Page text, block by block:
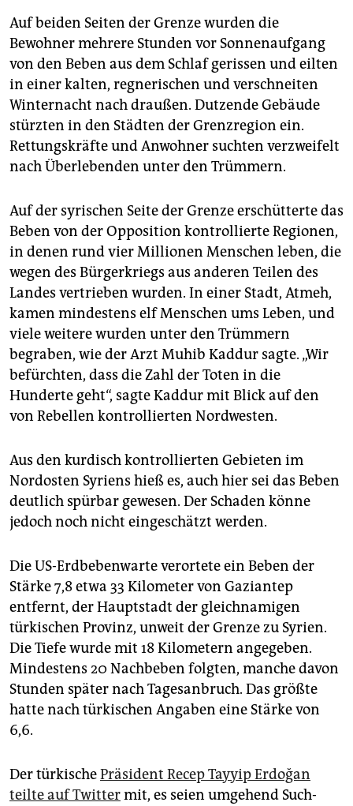
Auf beiden Seiten der Grenze wurden die
Bewohner mehrere Stunden vor Sonnenaufgang
von den Beben aus dem Schlaf gerissen und eilten
in einer kalten, regnerischen und verschneiten
Winternacht nach draußen. Dutzende Gebäude
stürzten in den Städten der Grenzregion ein.
Rettungskräfte und Anwohner suchten verzweifelt
nach Überlebenden unter den Trümmern.
Auf der syrischen Seite der Grenze erschütterte das
Beben von der Opposition kontrollierte Regionen,
in denen rund vier Millionen Menschen leben, die
wegen des Bürgerkriegs aus anderen Teilen des
Landes vertrieben wurden. In einer Stadt, Atmeh,
kamen mindestens elf Menschen ums Leben, und
viele weitere wurden unter den Trümmern
begraben, wie der Arzt Muhib Kaddur sagte. „Wir
befürchten, dass die Zahl der Toten in die
Hunderte geht“, sagte Kaddur mit Blick auf den
von Rebellen kontrollierten Nordwesten.
Aus den kurdisch kontrollierten Gebieten im
Nordosten Syriens hieß es, auch hier sei das Beben
deutlich spürbar gewesen. Der Schaden könne
jedoch noch nicht eingeschätzt werden.
Die US-Erdbebenwarte verortete ein Beben der
Stärke 7,8 etwa 33 Kilometer von Gaziantep
entfernt, der Hauptstadt der gleichnamigen
türkischen Provinz, unweit der Grenze zu Syrien.
Die Tiefe wurde mit 18 Kilometern angegeben.
Mindestens 20 Nachbeben folgten, manche davon
Stunden später nach Tagesanbruch. Das größte
hatte nach türkischen Angaben eine Stärke von
6,6.
Der türkischePräsident Recep Tayyip Erdoğan
teilte auf Twittermit, es seien umgehend Such-